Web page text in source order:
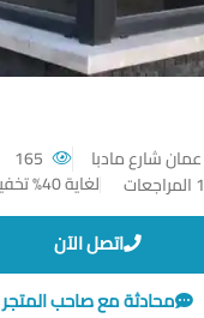
عمان شارع مادبا
1 المراجعات لغاية 40% تخفيض
اتصل الآن
محادثة مع صاحب المتجر